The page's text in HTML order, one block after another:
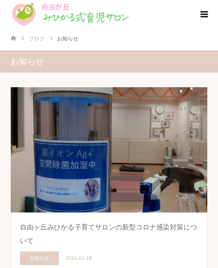
ブログ お知らせ
お知らせ
自由ヶ丘みひかる子育てサロンの新型コロナ感染対策につ
いて
お知らせ 2021.01.18